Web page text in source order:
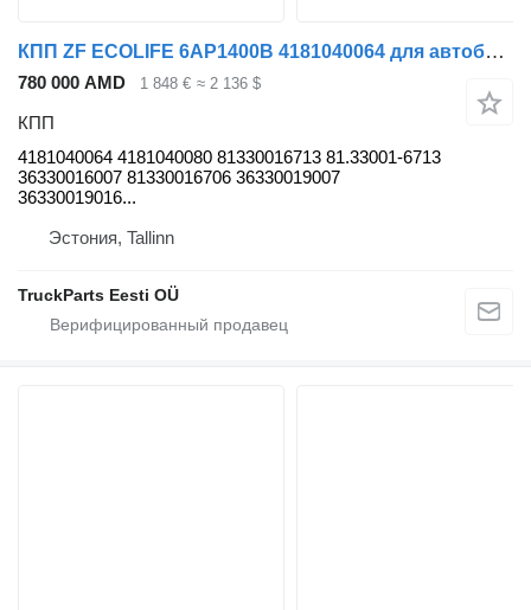
КПП ZF ECOLIFE 6AP1400B 4181040064 для автобуса MAN LIONS CITY
780 000 AMD 1 848 € ≈ 2 136 $
КПП
4181040064 4181040080 81330016713 81.33001-6713
36330016007 81330016706 36330019007
36330019016...
Эстония, Tallinn
TruckParts Eesti OÜ